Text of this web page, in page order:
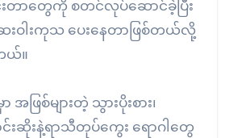
းတာတွေကို စတင်လုပ်ဆောင်ခဲ့ပြီး
ဝါးကုသ ပေးနေတာဖြစ်တယ်လို့
ယ်။
ြစ်များတဲ့ သွားပိုးစား၊
ောင်းဆိုးနဲ့ရာသီတုပ်ကွေး ရောဂါတွေ